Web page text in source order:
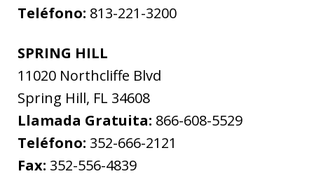
Teléfono: 813-221-3200
SPRING HILL
11020 Northcliffe Blvd
Spring Hill, FL 34608
Llamada Gratuita: 866-608-5529
Teléfono: 352-666-2121
Fax: 352-556-4839